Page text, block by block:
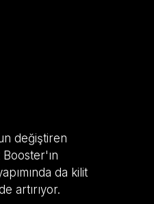
değiştiren
da kilit
artırıyor.